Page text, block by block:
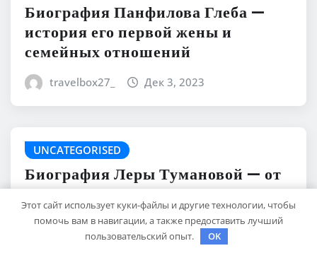
Биография Панфилова Глеба —
история его первой жены и
семейных отношений
travelbox27_ Дек 3, 2023
UNCATEGORISED
Биография Леры Тумановой — от
детства до успеха — талант,
карьера и магия творчества,
волшебная личная жизнь и
Этот сайт использует куки-файлы и другие технологии, чтобы
помочь вам в навигации, а также предоставить лучший
пользовательский опыт.
OK